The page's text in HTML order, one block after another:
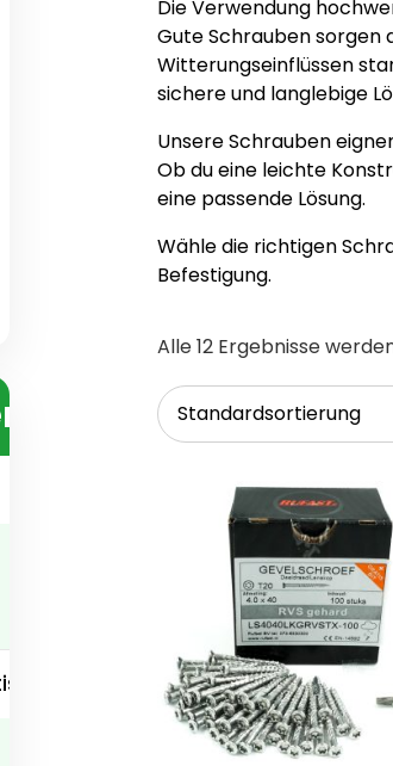
Die Verwendung
Gute Schrauben sorgen
Witterungseinflüssen
sichere und langlebige
Unsere Schrauben
Ob du eine leichte
eine passende Lösung.
Wähle die richtigen
Befestigung.
Alle 12 Ergebnisse